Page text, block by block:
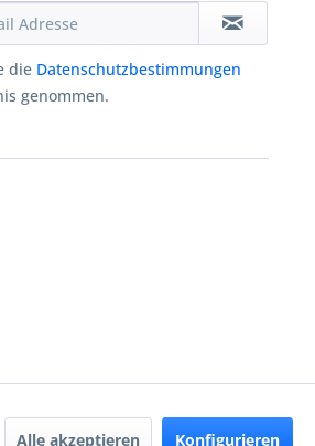
die Datenschutzbestimmungen
genommen.
Alle akzeptieren Konfigurieren